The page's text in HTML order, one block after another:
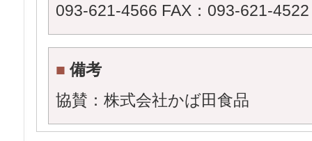
093-621-4566 FAX：093-621-4522
■ 備考
協賛：株式会社かば田食品